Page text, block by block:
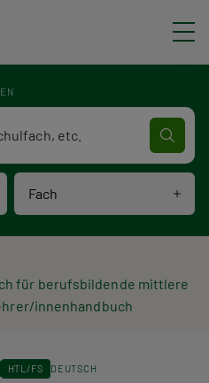
Fach
für berufsbildende mittlere
innenhandbuch
HTL/FS DEUTSCH